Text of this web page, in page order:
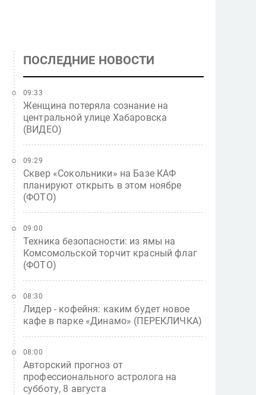
ПОСЛЕДНИЕ НОВОСТИ
Женщина потеряла сознание на
центральной улице Хабаровска
(ВИДЕО)
09:33
Сквер «Сокольники» на Базе КАФ
планируют открыть в этом ноябре
(ФОТО)
09:29
Техника безопасности: из ямы на
Комсомольской торчит красный флаг
(ФОТО)
09:00
Лидер - кофейня: каким будет новое
кафе в парке «Динамо» (ПЕРЕКЛИЧКА)
08:30
Авторский прогноз от
профессионального астролога на
субботу, 8 августа
08:00